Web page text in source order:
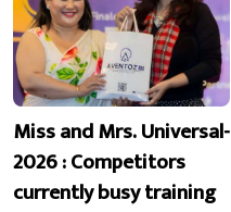
Miss and Mrs. Universal-
2026 : Competitors
currently busy training